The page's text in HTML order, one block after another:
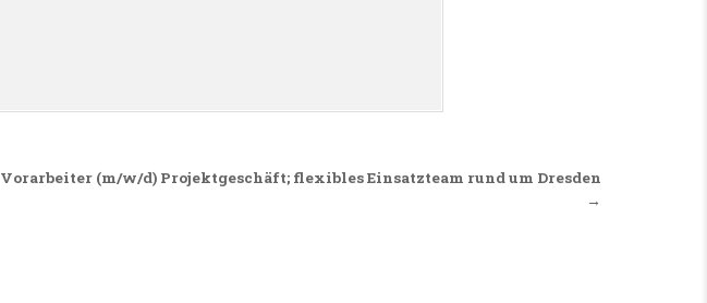
Vorarbeiter (m/w/d) Projektgeschäft; flexibles Einsatzteam rund um Dresden
→